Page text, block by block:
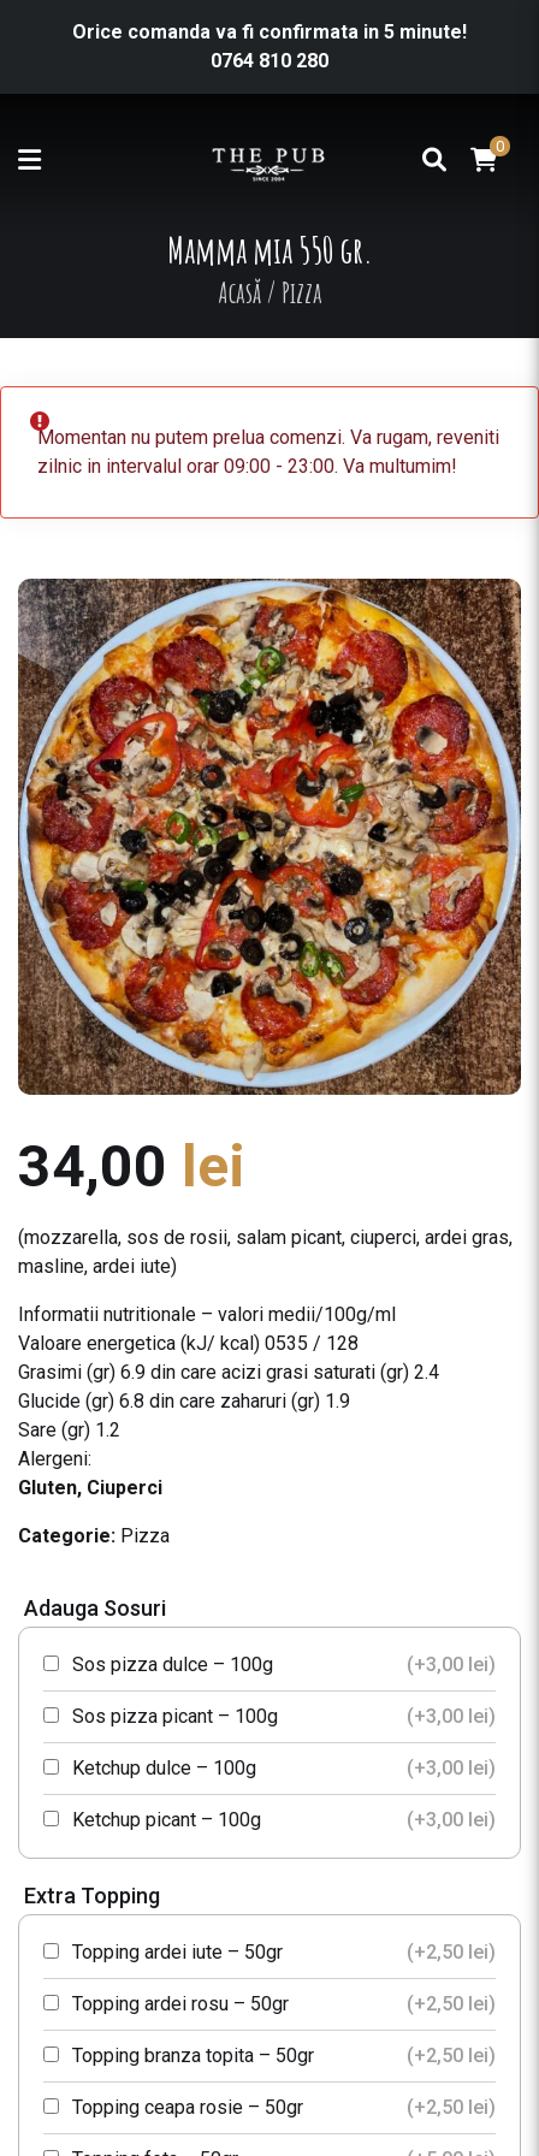
Orice comanda va fi confirmata in 5 minute!
0764 810 280
0
Mamma mia 550 gr.
Acasă/ Pizza
Momentan nu putem prelua comenzi. Va rugam, reveniti
zilnic in intervalul orar 09:00 - 23:00. Va multumim!
34,00 lei
(mozzarella, sos de rosii, salam picant, ciuperci, ardei gras,
masline, ardei iute)
Informatii nutritionale – valori medii/100g/ml
Valoare energetica (kJ/ kcal) 0535 / 128
Grasimi (gr) 6.9 din care acizi grasi saturati (gr) 2.4
Glucide (gr) 6.8 din care zaharuri (gr) 1.9
Sare (gr) 1.2
Alergeni:
Gluten, Ciuperci
Categorie: Pizza
Adauga Sosuri
Sos pizza dulce – 100g (+3,00 lei)
Sos pizza picant – 100g (+3,00 lei)
Ketchup dulce – 100g (+3,00 lei)
Ketchup picant – 100g (+3,00 lei)
Extra Topping
Topping ardei iute – 50gr (+2,50 lei)
Topping ardei rosu – 50gr (+2,50 lei)
Topping branza topita – 50gr (+2,50 lei)
Topping ceapa rosie – 50gr (+2,50 lei)